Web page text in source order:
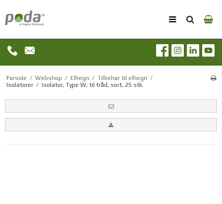
Forside / Webshop / Elhegn / Tilbehør til elhegn /
Isolatorer / Isolator, Type W, til tråd, sort, 25 stk.